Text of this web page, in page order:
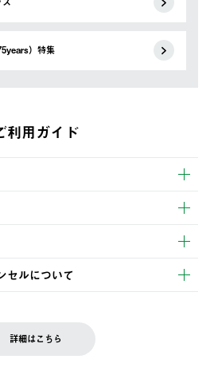
）特集
利用ガイド
支払いいただけます。
業日以内に商品を発送いたします。
ので、木曜日以降のご注文は週明け
す。
送料は、お客様ご負担とさせていただ
セルについて
、会員マイページ内 購入履歴画面に
詳細はこちら